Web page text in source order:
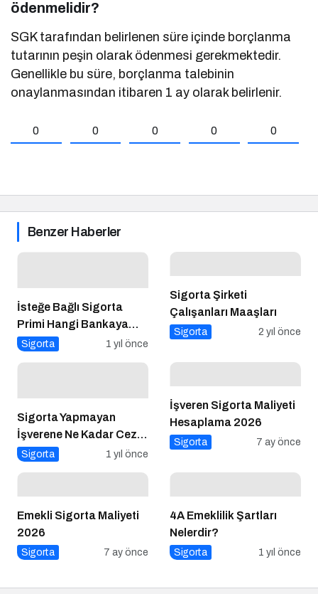
ödenmelidir?
SGK tarafından belirlenen süre içinde borçlanma
tutarının peşin olarak ödenmesi gerekmektedir.
Genellikle bu süre, borçlanma talebinin
onaylanmasından itibaren 1 ay olarak belirlenir.
0 0 0 0 0
Benzer Haberler
İsteğe Bağlı Sigorta
Primi Hangi Bankaya
Ödeniyor?
Sigorta 1 yıl önce
Sigorta Şirketi
Çalışanları Maaşları
Sigorta 2 yıl önce
Sigorta Yapmayan
İşverene Ne Kadar Ceza
Kesilir
Sigorta 1 yıl önce
İşveren Sigorta Maliyeti
Hesaplama 2026
Sigorta 7 ay önce
Emekli Sigorta Maliyeti
2026
Sigorta 7 ay önce
4A Emeklilik Şartları
Nelerdir?
Sigorta 1 yıl önce